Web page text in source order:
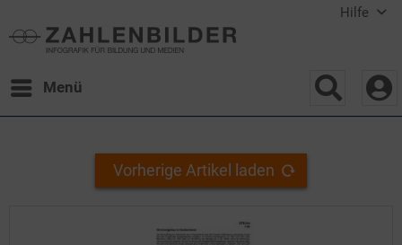
Hilfe
Menü
Vorherige Artikel laden